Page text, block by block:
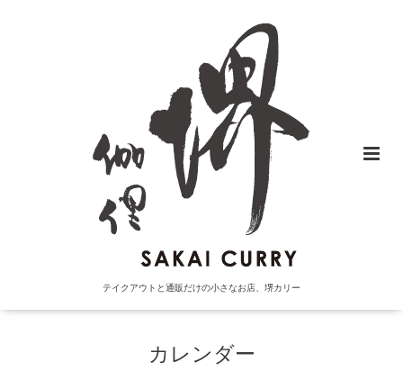
テイクアウトと通販だけの小さなお店、堺カリー
カレンダー